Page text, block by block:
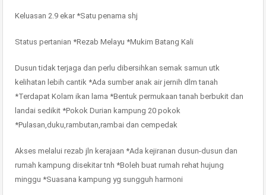
Keluasan 2.9 ekar *Satu penama shj
Status pertanian *Rezab Melayu *Mukim Batang Kali
Dusun tidak terjaga dan perlu dibersihkan semak samun utk
kelihatan lebih cantik *Ada sumber anak air jernih dlm tanah
*Terdapat Kolam ikan lama *Bentuk permukaan tanah berbukit dan
landai sedikit *Pokok Durian kampung 20 pokok
*Pulasan,duku,rambutan,rambai dan cempedak
Akses melalui rezab jln kerajaan *Ada kejiranan dusun-dusun dan
rumah kampung disekitar tnh *Boleh buat rumah rehat hujung
minggu *Suasana kampung yg sungguh harmoni